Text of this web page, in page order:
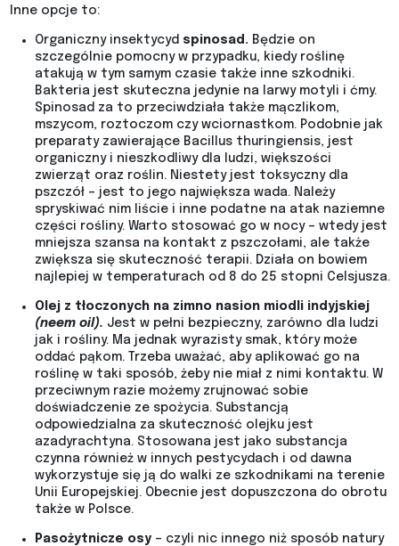
Inne opcje to:
Organiczny insektycyd spinosad. Będzie on
szczególnie pomocny w przypadku, kiedy roślinę
atakują w tym samym czasie także inne szkodniki.
Bakteria jest skuteczna jedynie na larwy motyli i ćmy.
Spinosad za to przeciwdziała także mączlikom,
mszycom, roztoczom czy wciornastkom. Podobnie jak
preparaty zawierające Bacillus thuringiensis, jest
organiczny i nieszkodliwy dla ludzi, większości
zwierząt oraz roślin. Niestety jest toksyczny dla
pszczół – jest to jego największa wada. Należy
spryskiwać nim liście i inne podatne na atak naziemne
części rośliny. Warto stosować go w nocy – wtedy jest
mniejsza szansa na kontakt z pszczołami, ale także
zwiększa się skuteczność terapii. Działa on bowiem
najlepiej w temperaturach od 8 do 25 stopni Celsjusza.
Olej z tłoczonych na zimno nasion miodli indyjskiej
(neem oil). Jest w pełni bezpieczny, zarówno dla ludzi
jak i rośliny. Ma jednak wyrazisty smak, który może
oddać pąkom. Trzeba uważać, aby aplikować go na
roślinę w taki sposób, żeby nie miał z nimi kontaktu. W
przeciwnym razie możemy zrujnować sobie
doświadczenie ze spożycia. Substancją
odpowiedzialna za skuteczność olejku jest
azadyrachtyna. Stosowana jest jako substancja
czynna również w innych pestycydach i od dawna
wykorzystuje się ją do walki ze szkodnikami na terenie
Unii Europejskiej. Obecnie jest dopuszczona do obrotu
także w Polsce.
Pasożytnicze osy– czyli nic innego niż sposób natury